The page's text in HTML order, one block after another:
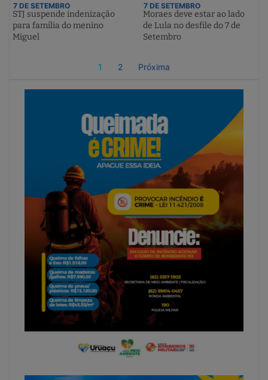
7 DE SETEMBRO
STJ suspende indenização
para família do menino
Miguel
7 DE SETEMBRO
Moraes deve estar ao lado
de Lula no desfile do 7 de
Setembro
1 2 Próxima